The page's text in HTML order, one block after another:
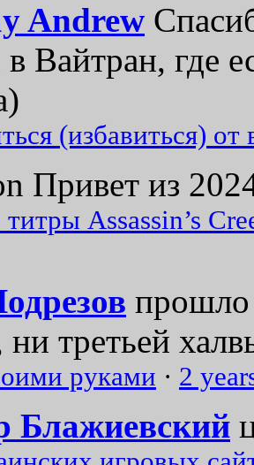
Andrew
Вайтран, где
(избавиться)
Привет из
Assassin’s
прошло
третьей
руками · 2
Блажиевский